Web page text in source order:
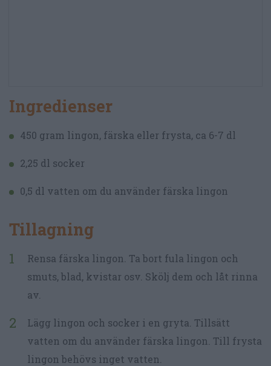
Ingredienser
450 gram lingon, färska eller frysta, ca 6-7 dl
2,25 dl socker
0,5 dl vatten om du använder färska lingon
Tillagning
Rensa färska lingon. Ta bort fula lingon och
smuts, blad, kvistar osv. Skölj dem och låt rinna
av.
Lägg lingon och socker i en gryta. Tillsätt
vatten om du använder färska lingon. Till frysta
lingon behövs inget vatten.